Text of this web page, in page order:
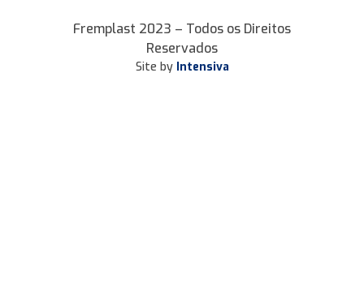
Fremplast 2023 – Todos os Direitos
Reservados
Site by Intensiva